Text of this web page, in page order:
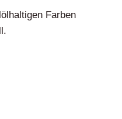
Farben